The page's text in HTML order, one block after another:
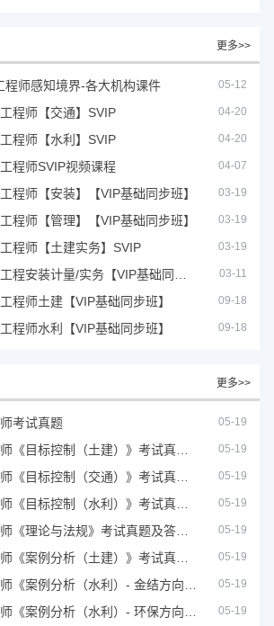
更多>>
程师感知境界-各大机构课件 05-12
程师【交通】SVIP 04-20
程师【水利】SVIP 04-20
程师SVIP视频课程 04-07
程师【安装】【VIP基础同步班】 03-19
程师【管理】【VIP基础同步班】 03-19
程师【土建实务】SVIP 03-19
03-11
程师土建【VIP基础同步班】 09-18
程师水利【VIP基础同步班】 09-18
更多>>
考试真题 05-19
05-19
05-19
05-19
05-19
05-19
05-19
05-19